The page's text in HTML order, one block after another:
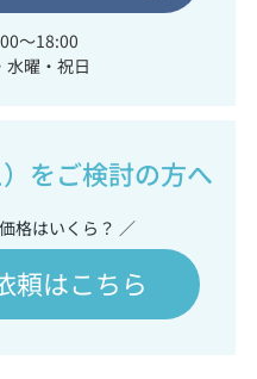
～18:00
水曜・祝日
をご検討の方へ
格はいくら？ ／
頼はこちら